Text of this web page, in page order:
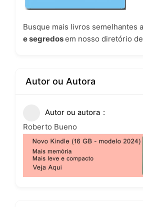
Busque mais livros semelhantes a
e segredosem nosso diretório
Autor ou Autora
Autor ou autora
Roberto Bueno